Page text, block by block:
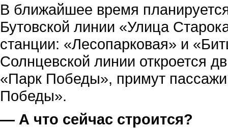
В ближайшее время
Бутовской линии «Улица
станции: «Лесопарковая» и
Солнцевской линии откроется
«Парк Победы», примут
Победы».
— А что сейчас строится?